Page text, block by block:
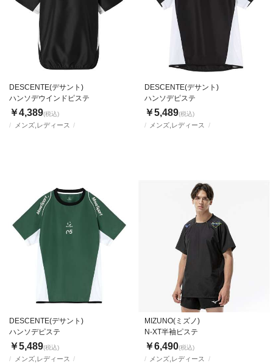
メンズ,レディース
DESCENTE(デサント)
ハンソデウインドピステ
￥4,389(税込)
メンズ,レディース
DESCENTE(デサント)
ハンソデピステ
￥5,489(税込)
メンズ,レディース
DESCENTE(デサント)
ハンソデピステ
￥5,489(税込)
メンズ,レディース
MIZUNO(ミズノ)
N-XT半袖ピステ
￥6,490(税込)